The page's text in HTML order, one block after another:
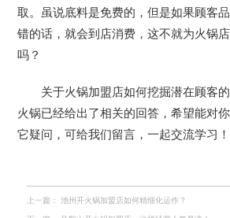
取。虽说底料是免费的，但是如果顾客
错的话，就会到店消费，这不就为火锅
吗？
关于火锅加盟店如何挖掘潜在顾客
火锅已经给出了相关的回答，希望能对
它疑问，可给我们留言，一起交流学习！
上一篇： 池州开火锅加盟店如何精细化运作？